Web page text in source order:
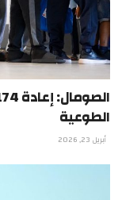
الطوعية
أبريل 23, 2026